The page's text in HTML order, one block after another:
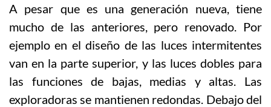
A pesar que es una generación nueva, tiene
mucho de las anteriores, pero renovado. Por
ejemplo en el diseño de las luces intermitentes
van en la parte superior, y las luces dobles para
las funciones de bajas, medias y altas. Las
exploradoras se mantienen redondas. Debajo del